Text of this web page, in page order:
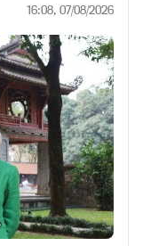
16:08, 07/08/2026